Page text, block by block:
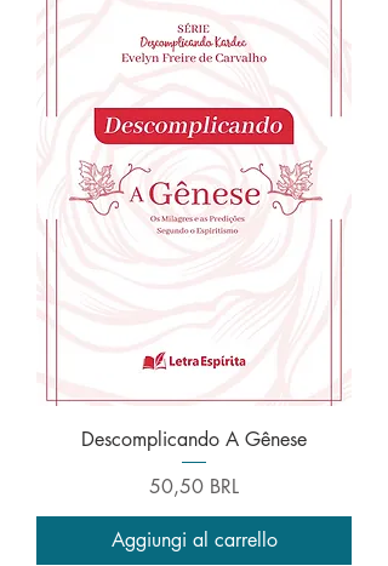
Descomplicando A Gênese
Prezzo
50,50 BRL
Aggiungi al carrello